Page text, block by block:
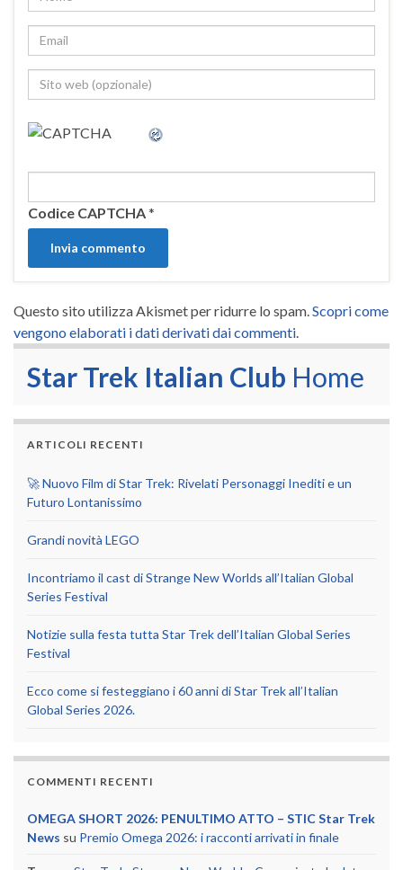
Codice CAPTCHA*
Questo sito utilizza Akismet per ridurre lo spam. Scopri come
vengono elaborati i dati derivati dai commenti
Star Trek Italian Club Home
ARTICOLI RECENTI
🚀 Nuovo Film di Star Trek: Rivelati Personaggi Inediti e un
Futuro Lontanissimo
Grandi novità LEGO
Incontriamo il cast di Strange New Worlds all’Italian Global
Series Festival
Notizie sulla festa tutta Star Trek dell’Italian Global Series
Festival
Ecco come si festeggiano i 60 anni di Star Trek all’Italian
Global Series 2026.
COMMENTI RECENTI
OMEGA SHORT 2026: PENULTIMO ATTO – STIC Star Trek
News su Premio Omega 2026: i racconti arrivati in finale